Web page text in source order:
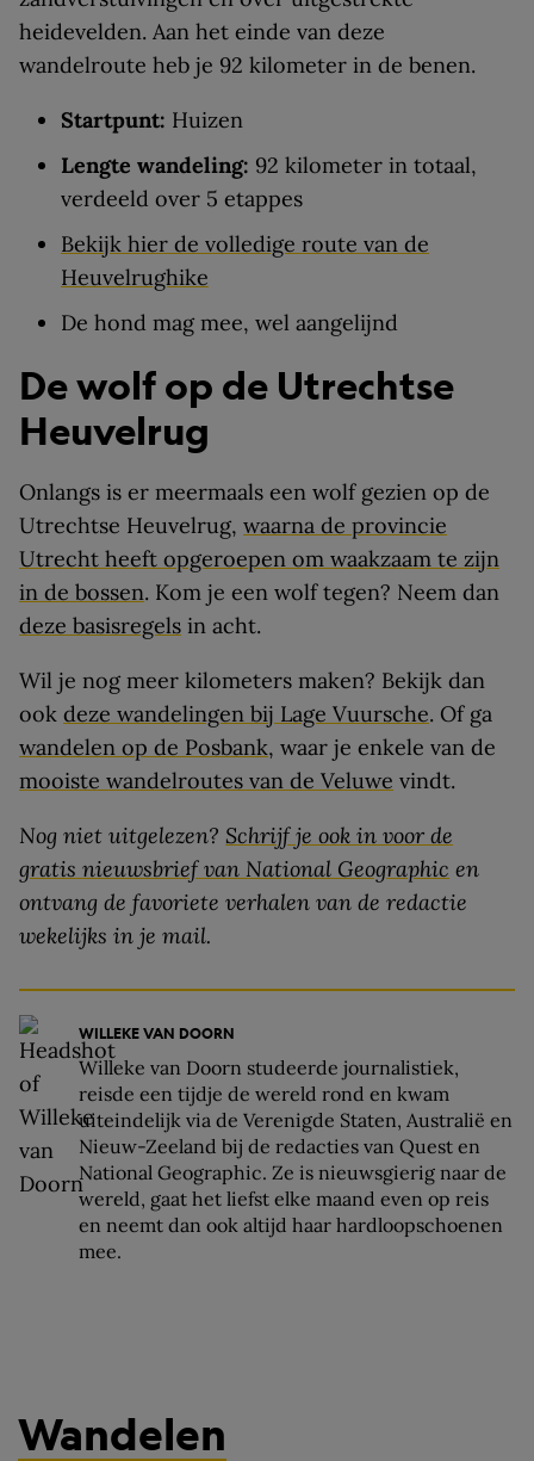
heidevelden. Aan het einde van deze
wandelroute heb je 92 kilometer in de benen.
Startpunt: Huizen
Lengte wandeling: 92 kilometer in totaal,
verdeeld over 5 etappes
Bekijk hier de volledige route van de
Heuvelrughike
De hond mag mee, wel aangelijnd
De wolf op de Utrechtse
Heuvelrug
Onlangs is er meermaals een wolf gezien op de
Utrechtse Heuvelrug, waarna de provincie
Utrecht heeft opgeroepen om waakzaam te zijn
in de bossen. Kom je een wolf tegen? Neem dan
deze basisregels in acht.
Wil je nog meer kilometers maken? Bekijk dan
ook deze wandelingen bij Lage Vuursche. Of ga
wandelen op de Posbank, waar je enkele van de
mooiste wandelroutes van de Veluwe vindt.
Nog niet uitgelezen? Schrijf je ook in voor de
gratis nieuwsbrief van National Geographic en
ontvang de favoriete verhalen van de redactie
wekelijks in je mail.
WILLEKE VAN DOORN
Willeke van Doorn studeerde journalistiek,
reisde een tijdje de wereld rond en kwam
uiteindelijk via de Verenigde Staten, Australië en
Nieuw-Zeeland bij de redacties van Quest en
National Geographic. Ze is nieuwsgierig naar de
wereld, gaat het liefst elke maand even op reis
en neemt dan ook altijd haar hardloopschoenen
mee.
Wandelen